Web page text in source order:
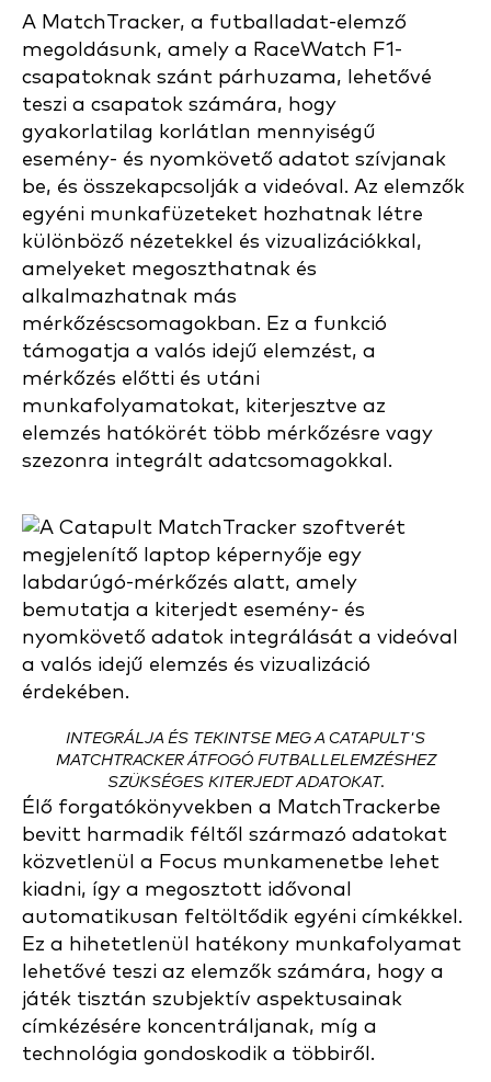
A MatchTracker, a futballadat-elemző
megoldásunk, amely a RaceWatch F1-
csapatoknak szánt párhuzama, lehetővé
teszi a csapatok számára, hogy
gyakorlatilag korlátlan mennyiségű
esemény- és nyomkövető adatot szívjanak
be, és összekapcsolják a videóval. Az elemzők
egyéni munkafüzeteket hozhatnak létre
különböző nézetekkel és vizualizációkkal,
amelyeket megoszthatnak és
alkalmazhatnak más
mérkőzéscsomagokban. Ez a funkció
támogatja a valós idejű elemzést, a
mérkőzés előtti és utáni
munkafolyamatokat, kiterjesztve az
elemzés hatókörét több mérkőzésre vagy
szezonra integrált adatcsomagokkal.
INTEGRÁLJA ÉS TEKINTSE MEG A CATAPULT'S
MATCHTRACKER ÁTFOGÓ FUTBALLELEMZÉSHEZ
SZÜKSÉGES KITERJEDT ADATOKAT.
Élő forgatókönyvekben a MatchTrackerbe
bevitt harmadik féltől származó adatokat
közvetlenül a Focus munkamenetbe lehet
kiadni, így a megosztott idővonal
automatikusan feltöltődik egyéni címkékkel.
Ez a hihetetlenül hatékony munkafolyamat
lehetővé teszi az elemzők számára, hogy a
játék tisztán szubjektív aspektusainak
címkézésére koncentráljanak, míg a
technológia gondoskodik a többiről.